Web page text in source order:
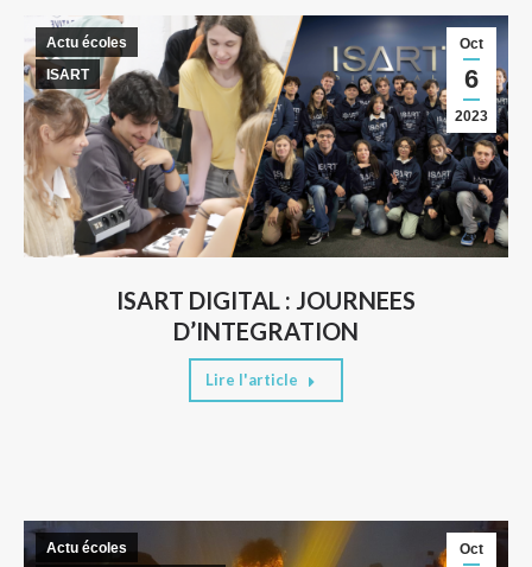
ISART DIGITAL : JOURNEES
D’INTEGRATION
Oct
6
2023
Actu écoles
ISART
Lire l'article
Oct
Actu écoles